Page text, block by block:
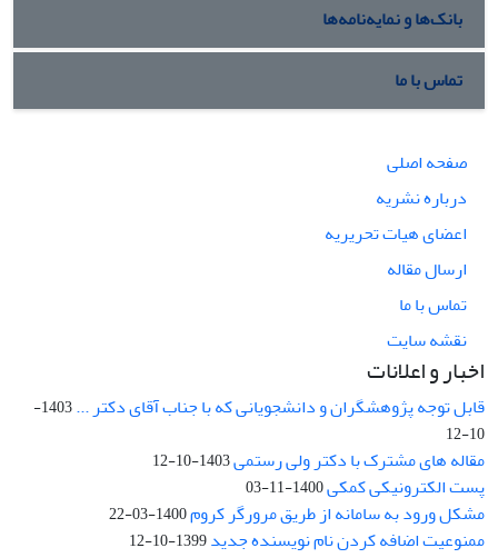
بانک‌ها و نمایه‌نامه‌ها
تماس با ما
صفحه اصلی
درباره نشریه
اعضای هیات تحریریه
ارسال مقاله
تماس با ما
نقشه سایت
اخبار و اعلانات
قابل توجه پژوهشگران و دانشجویانی که با جناب آقای دکتر ...
1403-
10-12
مقاله های مشترک با دکتر ولی رستمی1403-10-12
پست الکترونیکی کمکی1400-11-03
مشکل ورود به سامانه از طریق مرورگر کروم1400-03-22
ممنوعیت اضافه کردن نام نویسنده جدید1399-10-12